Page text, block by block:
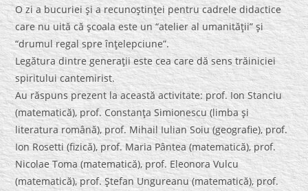
O zi a bucuriei şi a recunoştinţei pentru cadrele didactice
care nu uită că şcoala este un “atelier al umanităţii” şi
“drumul regal spre înţelepciune”.
Legătura dintre generaţii este cea care dă sens trăiniciei
spiritului cantemirist.
Au răspuns prezent la această activitate: prof. Ion Stanciu
(matematică), prof. Constanţa Simionescu (limba şi
literatura română), prof. Mihail Iulian Soiu (geografie), prof.
Ion Rosetti (fizică), prof. Maria Pântea (matematică), prof.
Nicolae Toma (matematică), prof. Eleonora Vulcu
(matematică), prof. Ştefan Ungureanu (matematică), prof.